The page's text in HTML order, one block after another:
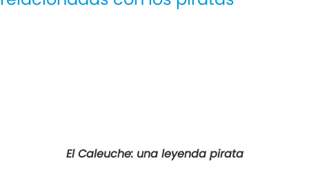
El Caleuche: una leyenda pirata